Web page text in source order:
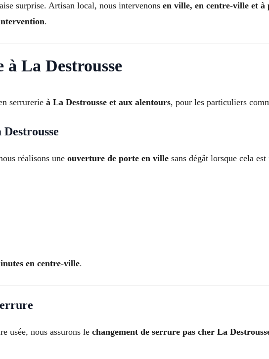
surprise. Artisan local, nous intervenons en ville, en centre-ville et
.
à La Destrousse
serrurerie à La Destrousse et aux alentours, pour les particuliers
réalisons une ouverture de porte en ville sans dégât lorsque cela est
en centre-ville.
usée, nous assurons le changement de serrure pas cher La